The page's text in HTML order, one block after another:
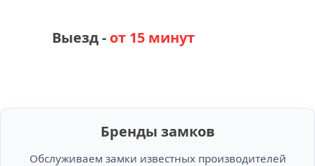
Выезд - от 15 минут
Бренды замков
Обслуживаем замки известных производителей